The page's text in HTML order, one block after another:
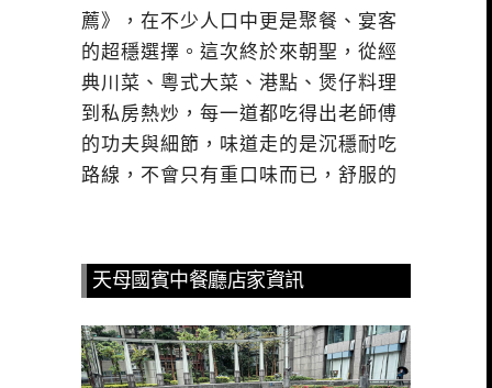
薦》，在不少人口中更是聚餐、宴客
的超穩選擇。這次終於來朝聖，從經
典川菜、粵式大菜、港點、煲仔料理
到私房熱炒，每一道都吃得出老師傅
的功夫與細節，味道走的是沉穩耐吃
路線，不會只有重口味而已，舒服的
天母國賓中餐廳店家資訊